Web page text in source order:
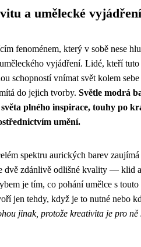
a umělecké vyjádření
fenoménem, který v sobě nese
vyjádření. Lidé, kteří tuto
schopností vnímat svět kolem
do jejich tvorby. Světle modrá
plného inspirace, touhy po
umění.
spektru aurických barev
dvě zdánlivě odlišné kvality — klid
je tím, co pohání umělce s touto
jen tehdy, když je to nutné nebo
jinak, protože kreativita je pro ně